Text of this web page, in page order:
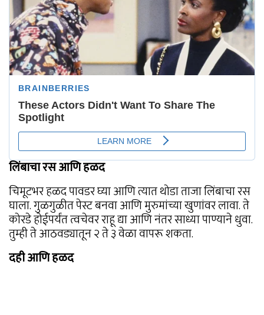
लिंबाचा रस आणि हळद
चिमूटभर हळद पावडर घ्या आणि त्यात थोडा ताजा लिंबाचा रस
घाला. गुळगुळीत पेस्ट बनवा आणि मुरुमांच्या खुणांवर लावा. ते
कोरडे होईपर्यंत त्वचेवर राहू द्या आणि नंतर साध्या पाण्याने धुवा.
तुम्ही ते आठवड्यातून २ ते ३ वेळा वापरू शकता.
दही आणि हळद